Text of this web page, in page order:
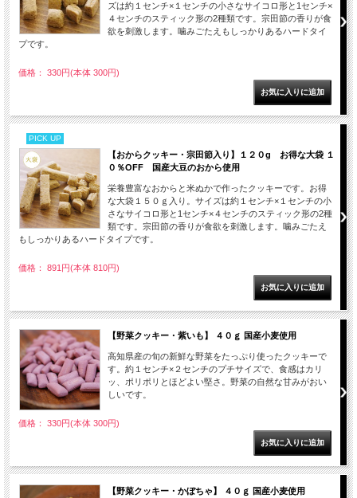
ズは約１センチ×１センチの小さなサイコロ形と1センチ×
４センチのスティック形の2種類です。宗田節の香りが食
欲を刺激します。噛みごたえもしっかりあるハードタイ
プです。
価格： 330円(本体 300円)
PICK UP
【おからクッキー・宗田節入り】１２０g お得な大袋 １
０％OFF 国産大豆のおから使用
栄養豊富なおからと米ぬかで作ったクッキーです。お得
な大袋１５０ｇ入り。サイズは約１センチ×１センチの小
さなサイコロ形と1センチ×４センチのスティック形の2種
類です。宗田節の香りが食欲を刺激します。噛みごたえ
もしっかりあるハードタイプです。
価格： 891円(本体 810円)
【野菜クッキー・紫いも】 ４０ｇ 国産小麦使用
高知県産の旬の新鮮な野菜をたっぷり使ったクッキーで
す。約１センチ×２センチのプチサイズで、食感はカリ
ッ、ポリポリとほどよい堅さ。野菜の自然な甘みがおい
しいです。
価格： 330円(本体 300円)
【野菜クッキー・かぼちゃ】 ４０ｇ 国産小麦使用